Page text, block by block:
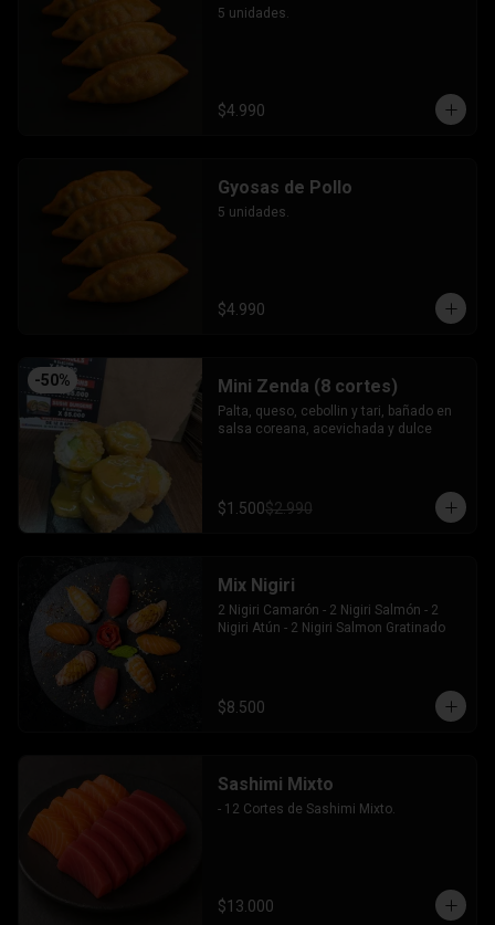
5 unidades.
$4.990
Gyosas de Pollo
5 unidades.
$4.990
-50% Mini Zenda (8 cortes)
Palta, queso, cebollin y tari, bañado en
salsa coreana, acevichada y dulce
$1.500$2.990
Mix Nigiri
2 Nigiri Camarón - 2 Nigiri Salmón - 2
Nigiri Atún - 2 Nigiri Salmon Gratinado
$8.500
Sashimi Mixto
- 12 Cortes de Sashimi Mixto.
$13.000